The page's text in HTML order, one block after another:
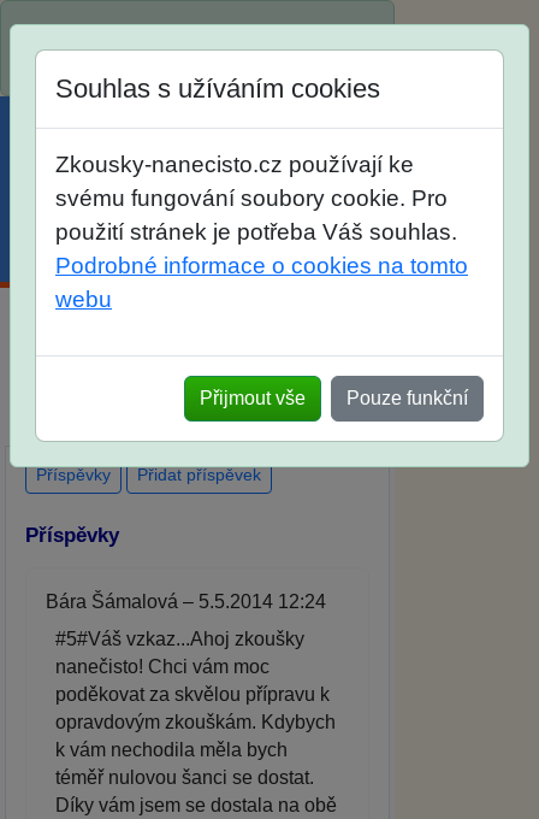
SŠ? Vaše ohlasy po skutečných
přijímacích zkouškách
Souhlas s užíváním cookies
Zkousky-nanecisto.cz používají ke
svému fungování soubory cookie. Pro
použití stránek je potřeba Váš souhlas.
Podrobné informace o cookies na tomto
webu
Přijmout vše Pouze funkční
Příspěvky Přidat příspěvek
Příspěvky
Bára Šámalová – 5.5.2014 12:24
#5#Váš vzkaz...Ahoj zkoušky
nanečisto! Chci vám moc
poděkovat za skvělou přípravu k
opravdovým zkouškám. Kdybych
k vám nechodila měla bych
téměř nulovou šanci se dostat.
Díky vám jsem se dostala na obě